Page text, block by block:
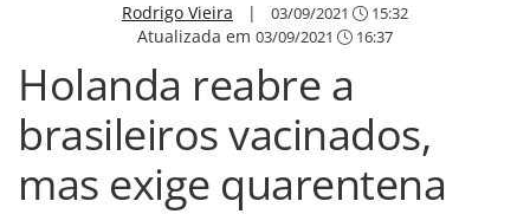
Rodrigo Vieira | 03/09/2021 15:32
Atualizada em 03/09/2021 16:37
Holanda reabre a
brasileiros vacinados,
mas exige quarentena